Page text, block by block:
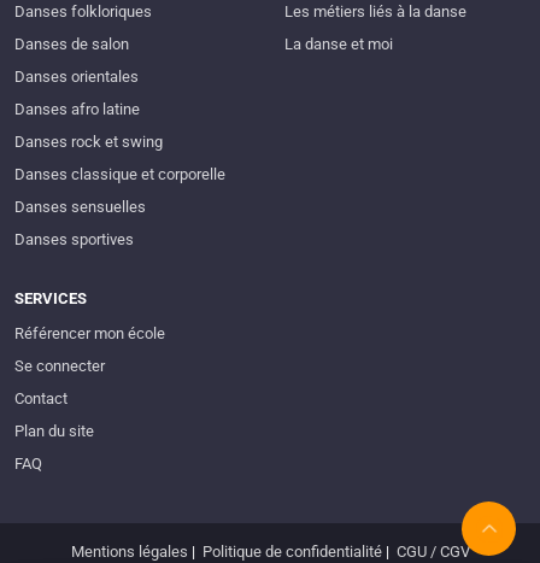
Danses folkloriques
Danses de salon
Danses orientales
Danses afro latine
Danses rock et swing
Danses classique et corporelle
Danses sensuelles
Danses sportives
Les métiers liés à la danse
La danse et moi
SERVICES
Référencer mon école
Se connecter
Contact
Plan du site
FAQ
Mentions légales | Politique de confidentialité| CGU / CGV